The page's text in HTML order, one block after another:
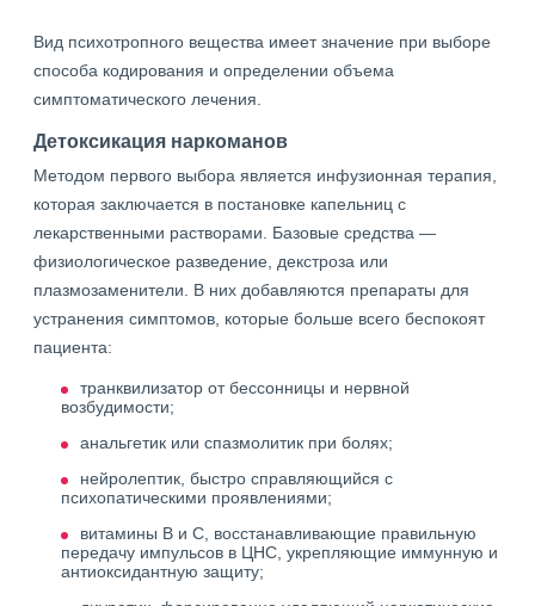
Вид психотропного вещества имеет значение при выборе
способа кодирования и определении объема
симптоматического лечения.
Детоксикация наркоманов
Методом первого выбора является инфузионная терапия,
которая заключается в постановке капельниц с
лекарственными растворами. Базовые средства —
физиологическое разведение, декстроза или
плазмозаменители. В них добавляются препараты для
устранения симптомов, которые больше всего беспокоят
пациента:
транквилизатор от бессонницы и нервной
возбудимости;
анальгетик или спазмолитик при болях;
нейролептик, быстро справляющийся с
психопатическими проявлениями;
витамины В и C, восстанавливающие правильную
передачу импульсов в ЦНС, укрепляющие иммунную и
антиоксидантную защиту;